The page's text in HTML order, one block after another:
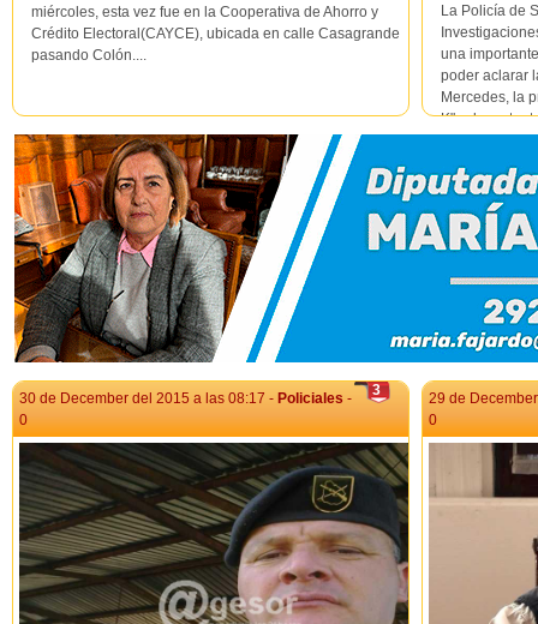
miércoles, esta vez fue en la Cooperativa de Ahorro y
Crédito Electoral(CAYCE), ubicada en calle Casagrande
pasando Colón....
La Policía de
una
poder aclarar
Mercedes, la
K", y la
3
30 de December del 2015 a las 08:17 - Policiales -
0
29 de
0